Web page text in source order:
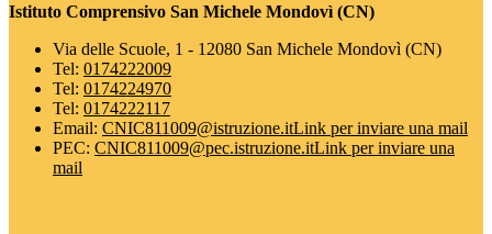
Istituto Comprensivo San Michele Mondovì (CN)
Via delle Scuole, 1 - 12080 San Michele Mondovì (CN)
Tel: 0174222009
Tel: 0174224970
Tel: 0174222117
Email: CNIC811009@istruzione.itLink per inviare una mail
PEC: CNIC811009@pec.istruzione.itLink per inviare una
mail